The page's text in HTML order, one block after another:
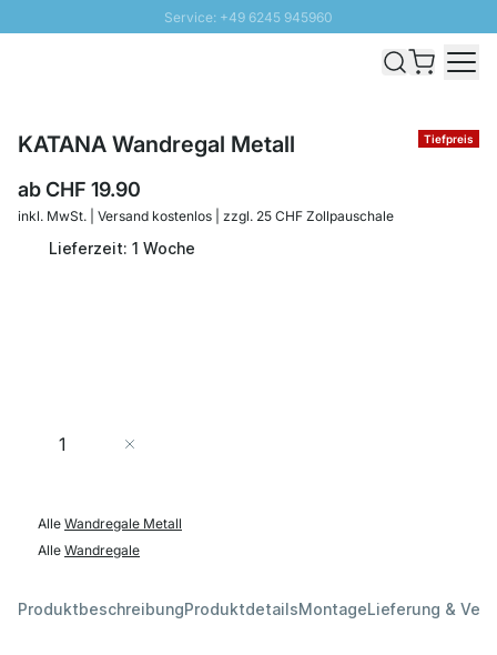
Service: +49 6245 945960
Tiefpreis
KATANA Wandregal Metall
abCHF 19.90
inkl. MwSt. | Versand kostenlos | zzgl. 25 CHF Zollpauschale
Lieferzeit: 1 Woche
Menge
Alle Wandregale Metall
Alle Wandregale
ProduktbeschreibungProduktdetailsMontageLieferung &